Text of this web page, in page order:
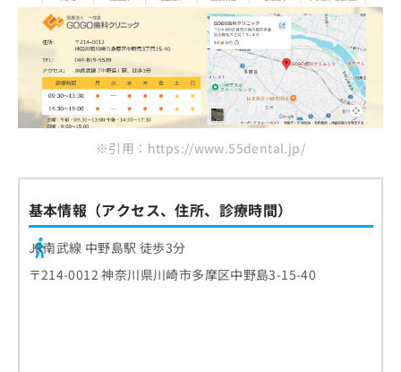
※引用：https://www.55dental.jp/
基本情報（アクセス、住所、診療時間）
JR南武線 中野島駅 徒歩3分
〒214-0012 神奈川県川崎市多摩区中野島3-15-40